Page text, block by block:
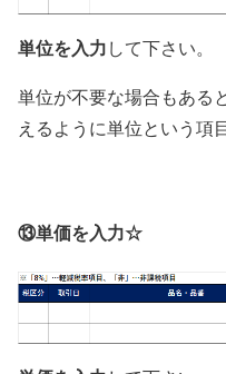
単位を入力して下さい。
単位が不要な場合もある
えるように単位という項
⑬単価を入力☆